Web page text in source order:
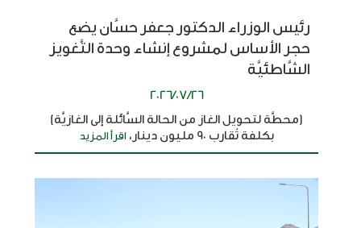
رئيس الوزراء الدكتور جعفر حسَّان يضع
حجر الأساس لمشروع إنشاء وحدة التَّغويز
الشَّاطئيَّة
2026/07/26
(محطَّة لتحويل الغاز من الحالة السَّائلة إلى الغازيَّة)
بكلفة تُقارب 90 مليون دينار،
اقرأ المزيد